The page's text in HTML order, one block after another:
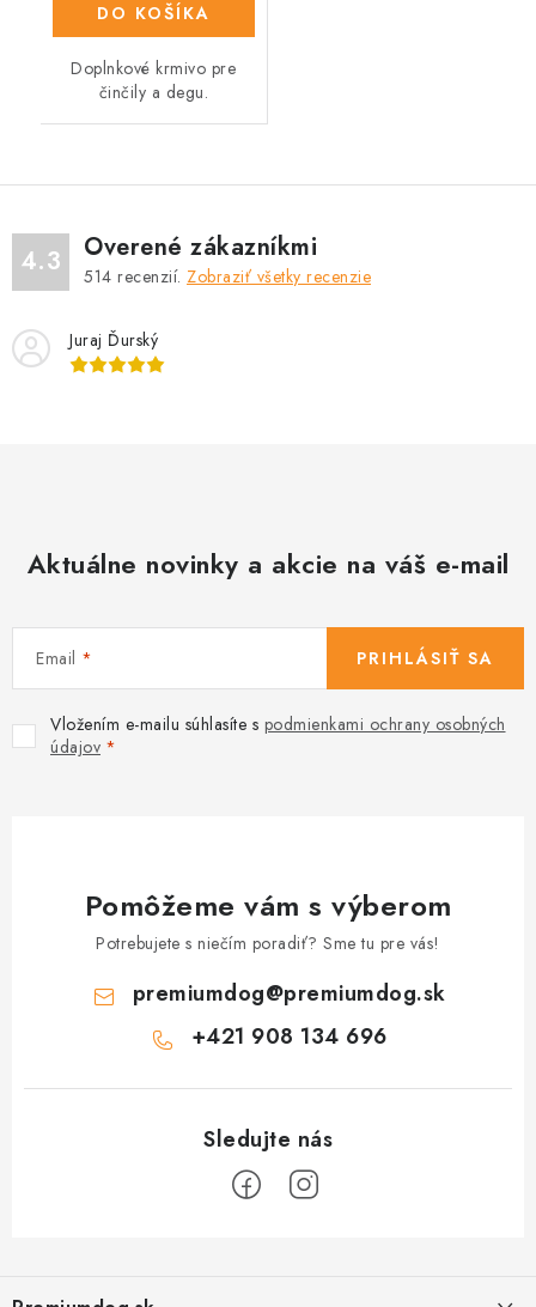
DO KOŠÍKA
Doplnkové krmivo pre
činčily a degu.
4.3 Overené zákazníkmi
514 recenzií. Zobraziť všetky recenzie
Juraj Ďurský
Aktuálne novinky a akcie na váš e-mail
Email
Vložením e-mailu súhlasíte s podmienkami ochrany osobných
údajov
PRIHLÁSIŤ SA
Pomôžeme vám s výberom
Potrebujete s niečím poradiť? Sme tu pre vás!
premiumdog@premiumdog.sk
+421 908 134 696